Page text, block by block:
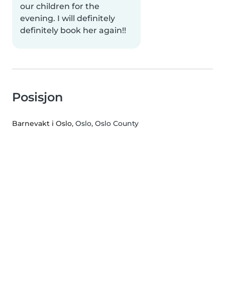
our children for the
evening. I will definitely
definitely book her again!!
Posisjon
Barnevakt i Oslo, Oslo, Oslo County